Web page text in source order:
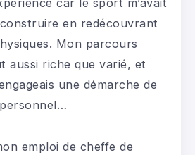
car le sport m’avait
en redécouvrant
Mon parcours
aussi riche que varié, et
une démarche de
emploi de cheffe de